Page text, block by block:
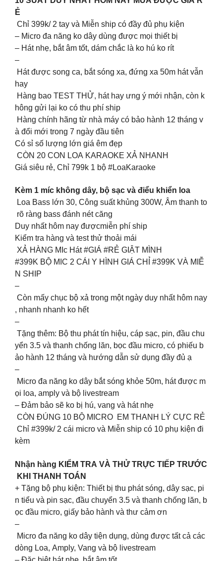
Ẻ
️ Chỉ 399k/ 2 tay và Miễn ship có đầy đủ phụ kiện
– Micro đa năng ko dây dùng được mọi thiết bị
– Hát nhẹ, bắt âm tốt, dám chắc là ko hú ko rít
–
Hát được song ca, bắt sóng xa, đứng xa 50m hát vẫn
hay
Hàng bao TEST THỬ, hát hay ưng ý mới nhận, còn k
hông gửi lại ko có thu phí ship
Hàng chính hãng từ nhà máy có bảo hành 12 tháng v
à đổi mới trong 7 ngày đầu tiên
Có sỉ số lượng lớn giá êm đẹp
CÒN 20 CON LOA KARAOKE XẢ NHANH
Giá siêu rẻ, Chỉ 799k 1 bộ #LoaKaraoke
Kèm 1 míc không dây, bộ sạc và điểu khiển loa
️ Loa Bass lớn 30, Công suất khủng 300W, Âm thanh to
rõ ràng bass đánh nét căng
Duy nhất hôm nay đượcmiễn phí ship
Kiểm tra hàng và test thử thoải mái
XẢ HÀNG MIc Hát #GIÁ #RẺ GIẬT MÌNH
#399K BỘ MIC 2 CÁI Y HÌNH GIÁ CHỈ #399K VÀ MIỄ
N SHIP
–
Còn mấy chục bộ xả trong một ngày duy nhất hôm nay
, nhanh nhanh ko hết
–
Tặng thêm: Bộ thu phát tín hiệu, cáp sạc, pin, đầu chu
yển 3.5 và thanh chống lăn, bọc đầu micro, có phiếu b
ảo hành 12 tháng và hướng dẫn sử dụng đầy đủ ạ
–
Micro đa năng ko dây bắt sóng khỏe 50m, hát được m
ọi loa, amply và bộ livestream
– Đảm bảo sẽ ko bị hú, vang và hát nhẹ
CÒN ĐÚNG 10 BỘ MICRO EM THANH LÝ CỰC RẺ
Chỉ #399k/ 2 cái micro và Miễn ship có 10 phụ kiện đi
kèm
Nhận hàng KIỂM TRA VÀ THỬ TRỰC TIẾP TRƯỚC
KHI THANH TOÁN
+ Tặng bộ phụ kiện: Thiết bị thu phát sóng, dây sạc, pi
n tiểu và pin sạc, đầu chuyển 3.5 và thanh chống lăn, b
ọc đầu micro, giấy bảo hành và thư cảm ơn
–
Micro đa năng ko dây tiện dụng, dùng được tất cả các
dòng Loa, Amply, Vang và bộ livestream